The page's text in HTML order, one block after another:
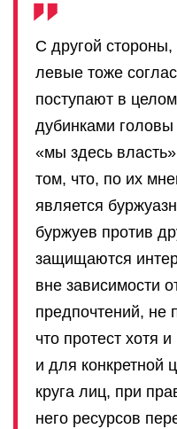
С другой
левые тоже
поступают в
дубинками
«мы здесь
том, что, по их
является
буржуев против
защищаются
вне зависимости
предпочтений, не
что протест хотя и
и для конкретной
круга лиц, при
него ресурсов